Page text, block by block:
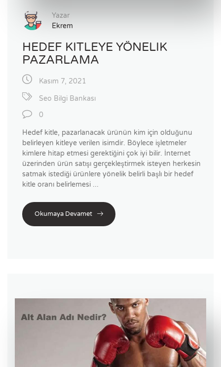
Yazar
Ekrem
HEDEF KITLEYE YÖNELIK
PAZARLAMA
Kasım 7, 2021
Seo Bilgi Bankası
0
Hedef kitle, pazarlanacak ürünün kim için olduğunu
belirleyen kitleye verilen isimdir. Böylece işletmeler
kimlere hitap etmesi gerektiğini çok iyi bilir. İnternet
üzerinden ürün satışı gerçekleştirmek isteyen herkesin
satmak istediği ürünlere yönelik belirli başlı bir hedef
kitle oranı belirlemesi ...
Okumaya Devamet